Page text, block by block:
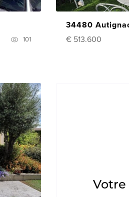
101
34480
€ 513.600